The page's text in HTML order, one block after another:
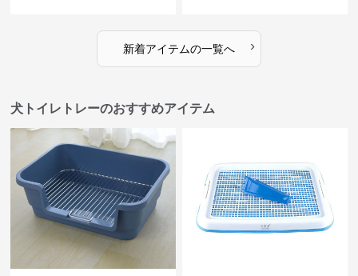
新着アイテムの一覧へ ›
犬トイレトレーのおすすめアイテム